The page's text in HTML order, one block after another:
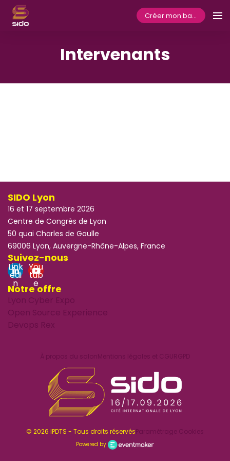
Créer mon badge
Intervenants
SIDO Lyon
16 et 17 septembre 2026
Centre de Congrès de Lyon
50 quai Charles de Gaulle
69006 Lyon, Auvergne-Rhône-Alpes, France
Suivez-nous
Link
edi
n
You
tub
e
Notre offre
Lyon Cyber Expo
Open Source Experience
Devops Rex
À propos du salonMentions légales et CGURGPD
© 2026 IPDTS - Tous droits réservésParamétrage Cookies
Powered by